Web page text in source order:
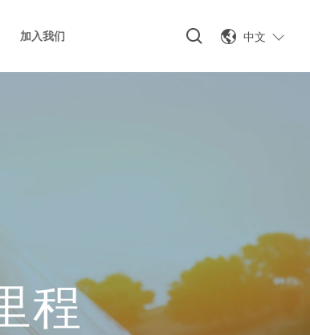
加入我们 中文
程